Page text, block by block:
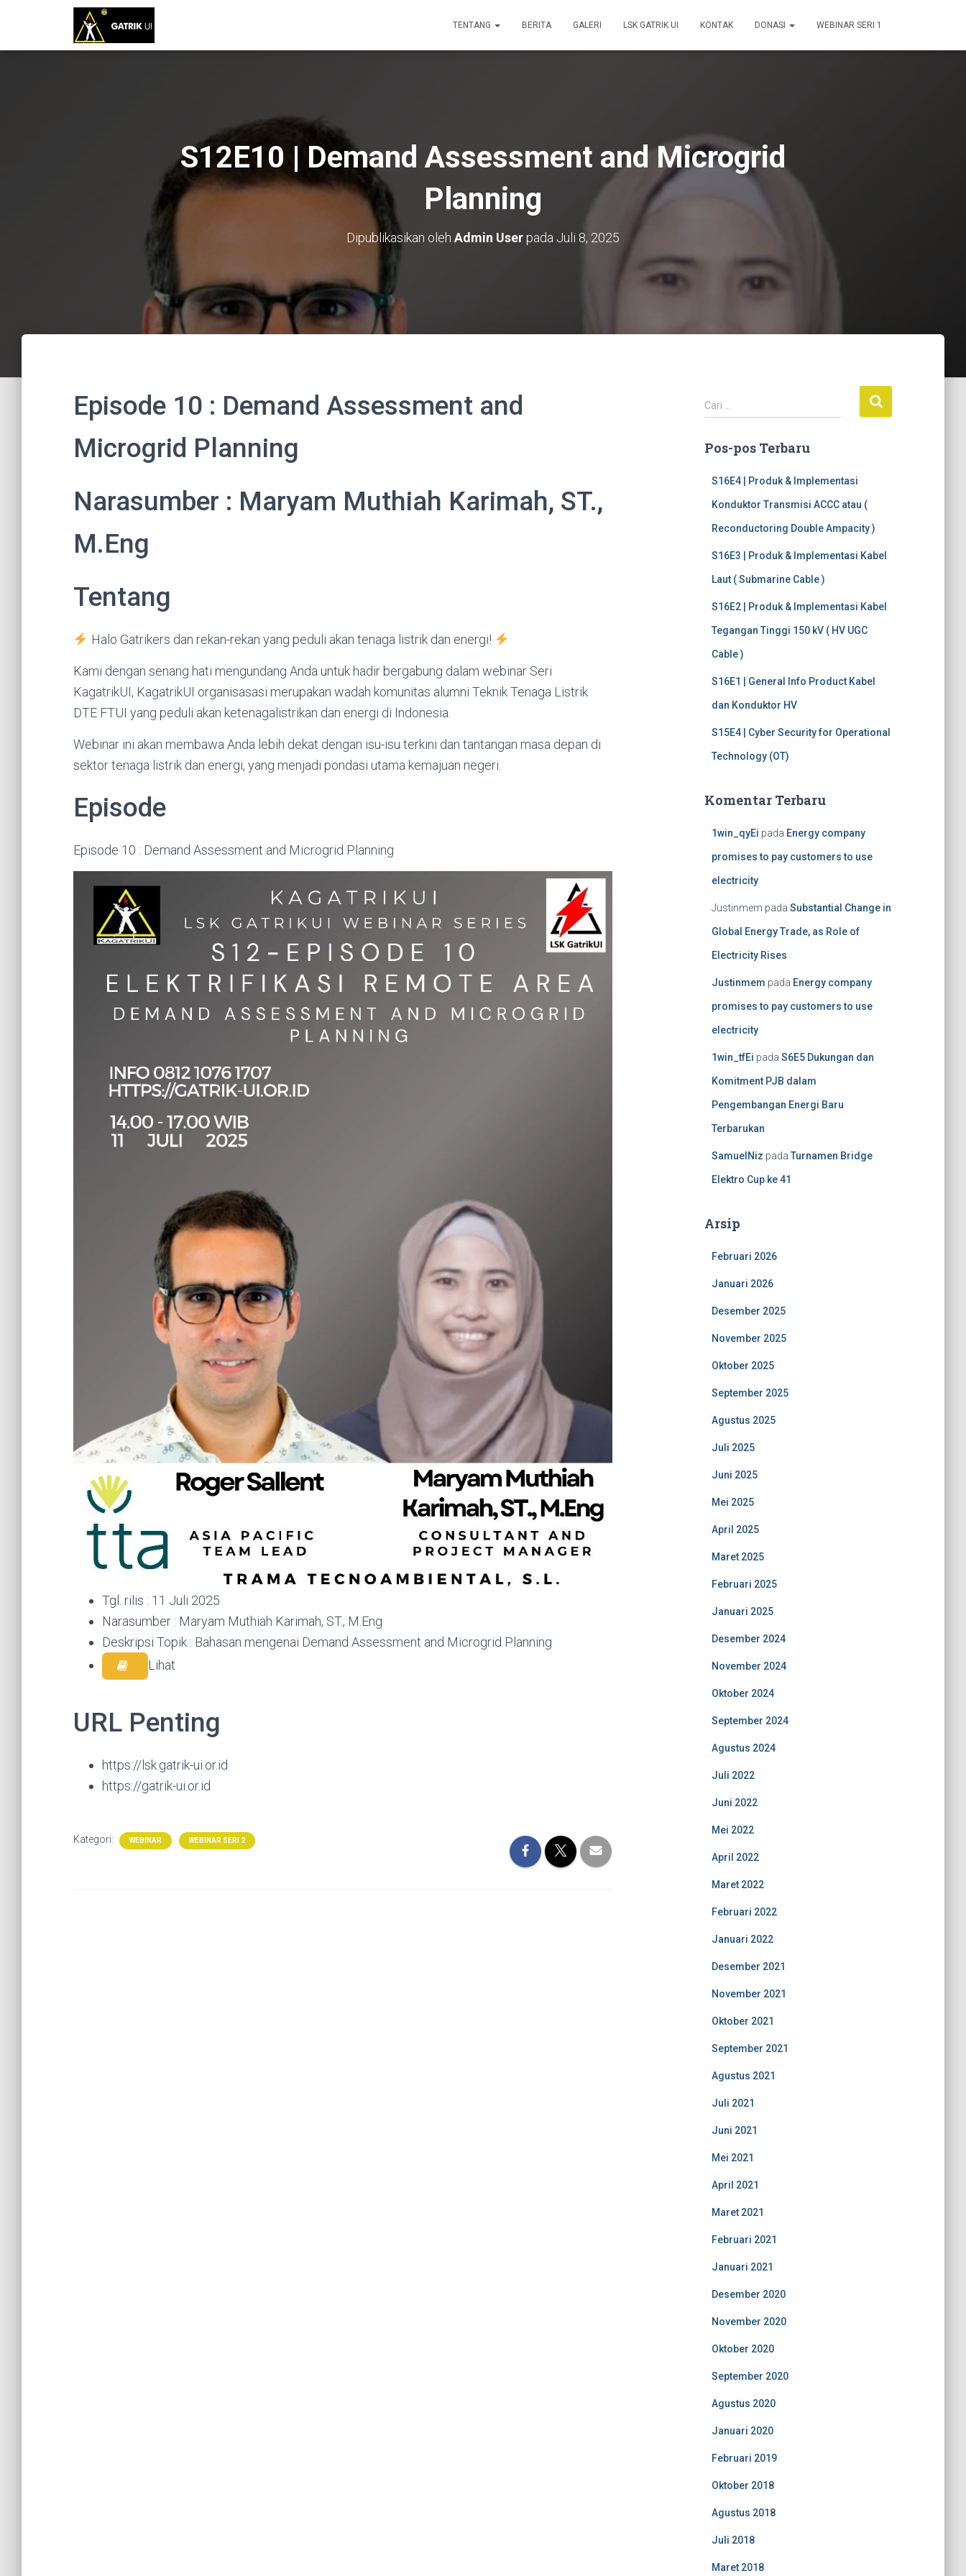
TENTANG BERITA GALERI LSK GATRIK UI KONTAK DONASI WEBINAR SERI 1
S12E10 | Demand Assessment and Microgrid
Planning
Dipublikasikan oleh Admin User pada Juli 8, 2025
Episode 10 : Demand Assessment and
Microgrid Planning
Narasumber : Maryam Muthiah Karimah, ST.,
M.Eng
Tentang
Halo Gatrikers dan rekan-rekan yang peduli akan tenaga listrik dan energi!
Kami dengan senang hati mengundang Anda untuk hadir bergabung dalam webinar Seri
KagatrikUI, KagatrikUI organisasasi merupakan wadah komunitas alumni Teknik Tenaga Listrik
DTE FTUI yang peduli akan ketenagalistrikan dan energi di Indonesia.
Webinar ini akan membawa Anda lebih dekat dengan isu-isu terkini dan tantangan masa depan di
sektor tenaga listrik dan energi, yang menjadi pondasi utama kemajuan negeri.
Episode
Episode 10 : Demand Assessment and Microgrid Planning
Tgl. rilis : 11 Juli 2025
Narasumber : Maryam Muthiah Karimah, ST., M.Eng
Deskripsi Topik : Bahasan mengenai Demand Assessment and Microgrid Planning
Lihat
URL Penting
https://lsk.gatrik-ui.or.id
https://gatrik-ui.or.id
Kategori: WEBINAR WEBINAR SERI 2
C
a
i
Cari …
Pos-pos Terbaru
S16E4 | Produk & Implementasi
Konduktor Transmisi ACCC atau (
Reconductoring Double Ampacity )
S16E3 | Produk & Implementasi Kabel
Laut ( Submarine Cable )
S16E2 | Produk & Implementasi Kabel
Tegangan Tinggi 150 kV ( HV UGC
Cable )
S16E1 | General Info Product Kabel
dan Konduktor HV
S15E4 | Cyber Security for Operational
Technology (OT)
Komentar Terbaru
1win_qyEi pada Energy company
promises to pay customers to use
electricity
Justinmem pada Substantial Change in
Global Energy Trade, as Role of
Electricity Rises
Justinmem pada Energy company
promises to pay customers to use
electricity
1win_tfEi pada S6E5 Dukungan dan
Komitment PJB dalam
Pengembangan Energi Baru
Terbarukan
SamuelNiz pada Turnamen Bridge
Elektro Cup ke 41
Arsip
Februari 2026
Januari 2026
Desember 2025
November 2025
Oktober 2025
September 2025
Agustus 2025
Juli 2025
Juni 2025
Mei 2025
April 2025
Maret 2025
Februari 2025
Januari 2025
Desember 2024
November 2024
Oktober 2024
September 2024
Agustus 2024
Juli 2022
Juni 2022
Mei 2022
April 2022
Maret 2022
Februari 2022
Januari 2022
Desember 2021
November 2021
Oktober 2021
September 2021
Agustus 2021
Juli 2021
Juni 2021
Mei 2021
April 2021
Maret 2021
Februari 2021
Januari 2021
Desember 2020
November 2020
Oktober 2020
September 2020
Agustus 2020
Januari 2020
Februari 2019
Oktober 2018
Agustus 2018
Juli 2018
Maret 2018